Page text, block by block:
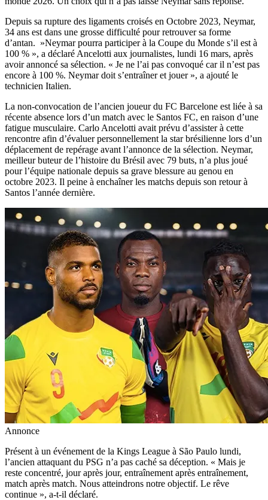
‎Depuis sa rupture des ligaments croisés en Octobre 2023, Neymar,
34 ans est dans une grosse difficulté pour retrouver sa forme
d’antan. ‎ »Neymar pourra participer à la Coupe du Monde s’il est à
100 % », a déclaré Ancelotti aux journalistes, lundi 16 mars, après
avoir annoncé sa sélection. « Je ne l’ai pas convoqué car il n’est pas
encore à 100 %. Neymar doit s’entraîner et jouer », a ajouté le
technicien Italien.
‎La non-convocation de l’ancien joueur du FC Barcelone est liée à sa
récente absence lors d’un match avec le Santos FC, en raison d’une
fatigue musculaire. Carlo Ancelotti avait prévu d’assister à cette
rencontre afin d’évaluer personnellement la star brésilienne lors d’un
déplacement de repérage avant l’annonce de la sélection. Neymar,
meilleur buteur de l’histoire du Brésil avec 79 buts, n’a plus joué
pour l’équipe nationale depuis sa grave blessure au genou en
octobre 2023. Il peine à enchaîner les matchs depuis son retour à
Santos l’année dernière.
Annonce
‎Présent à un événement de la Kings League à São Paulo lundi,
l’ancien attaquant du PSG n’a pas caché sa déception. « Mais je
reste concentré, jour après jour, entraînement après entraînement,
match après match. Nous atteindrons notre objectif. Le rêve
continue », a-t-il déclaré.